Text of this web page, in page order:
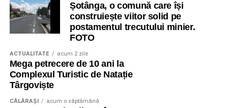
Șotânga, o comună care își
construiește viitor solid pe
postamentul trecutului minier.
FOTO
ACTUALITATE acum 2 zile
Mega petrecere de 10 ani la
Complexul Turistic de Natație
Târgoviște
CĂLĂRAŞI acum o săptămână